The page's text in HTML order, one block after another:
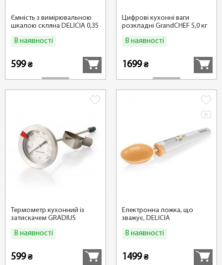
Ємність з вимірювальною
шкалою скляна DELICIA 0,35
В наявності
599₴
Цифрові кухонні ваги
розкладні GrandCHEF 5,0 кг
В наявності
1699₴
Термометр кухонний із
затискачем GRADIUS
В наявності
599₴
Електронна ложка, що
зважує, DELICIA
В наявності
1499₴